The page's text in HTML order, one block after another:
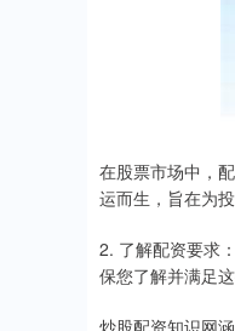
在股票市场中，
运而生，旨在为
2. 了解配资要求
保您了解并满足这
炒股配资知识网